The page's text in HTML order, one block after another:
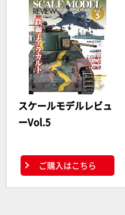
スケールモデルレビュ
ーVol.5
ご購入はこちら